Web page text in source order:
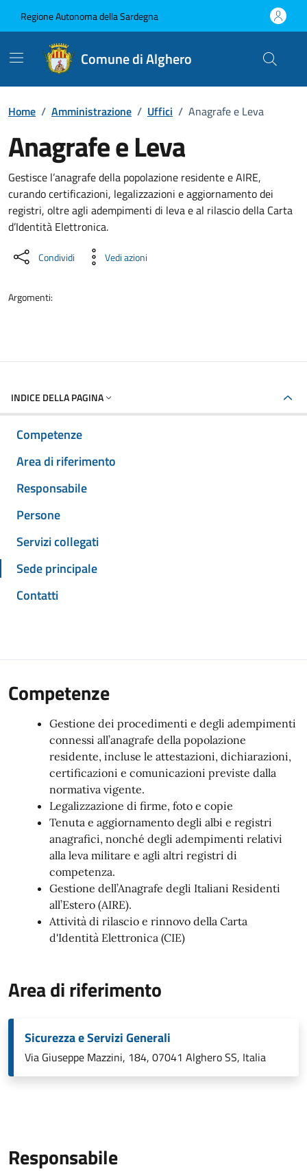
Regione Autonoma della Sardegna
Comune di Alghero
Home / Amministrazione / Uffici / Anagrafe e Leva
Anagrafe e Leva
Dettaglio dell'unità
Gestisce l’anagrafe della popolazione residente e AIRE,
curando certificazioni, legalizzazioni e aggiornamento dei
registri, oltre agli adempimenti di leva e al rilascio della Carta
d’Identità Elettronica.
Condividi Vedi azioni
Argomenti:
INDICE DELLA PAGINA
Competenze
Area di riferimento
Responsabile
Persone
Servizi collegati
Sede principale
Contatti
Competenze
Gestione dei procedimenti e degli adempimenti
connessi all’anagrafe della popolazione
residente, incluse le attestazioni, dichiarazioni,
certificazioni e comunicazioni previste dalla
normativa vigente.
Legalizzazione di firme, foto e copie
Tenuta e aggiornamento degli albi e registri
anagrafici, nonché degli adempimenti relativi
alla leva militare e agli altri registri di
competenza.
Gestione dell’Anagrafe degli Italiani Residenti
all’Estero (AIRE).
Attività di rilascio e rinnovo della Carta
d'Identità Elettronica (CIE)
Area di riferimento
Sicurezza e Servizi Generali
Via Giuseppe Mazzini, 184, 07041 Alghero SS, Italia
Responsabile